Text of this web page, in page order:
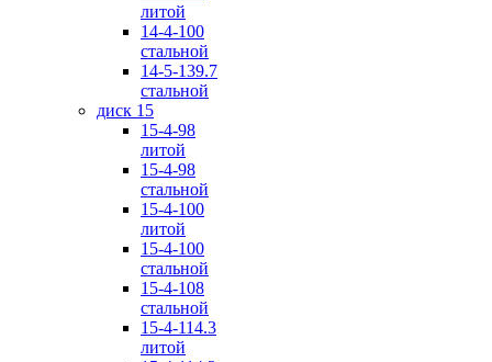
литой
14-4-100
стальной
14-5-139.7
стальной
диск 15
15-4-98
литой
15-4-98
стальной
15-4-100
литой
15-4-100
стальной
15-4-108
стальной
15-4-114.3
литой